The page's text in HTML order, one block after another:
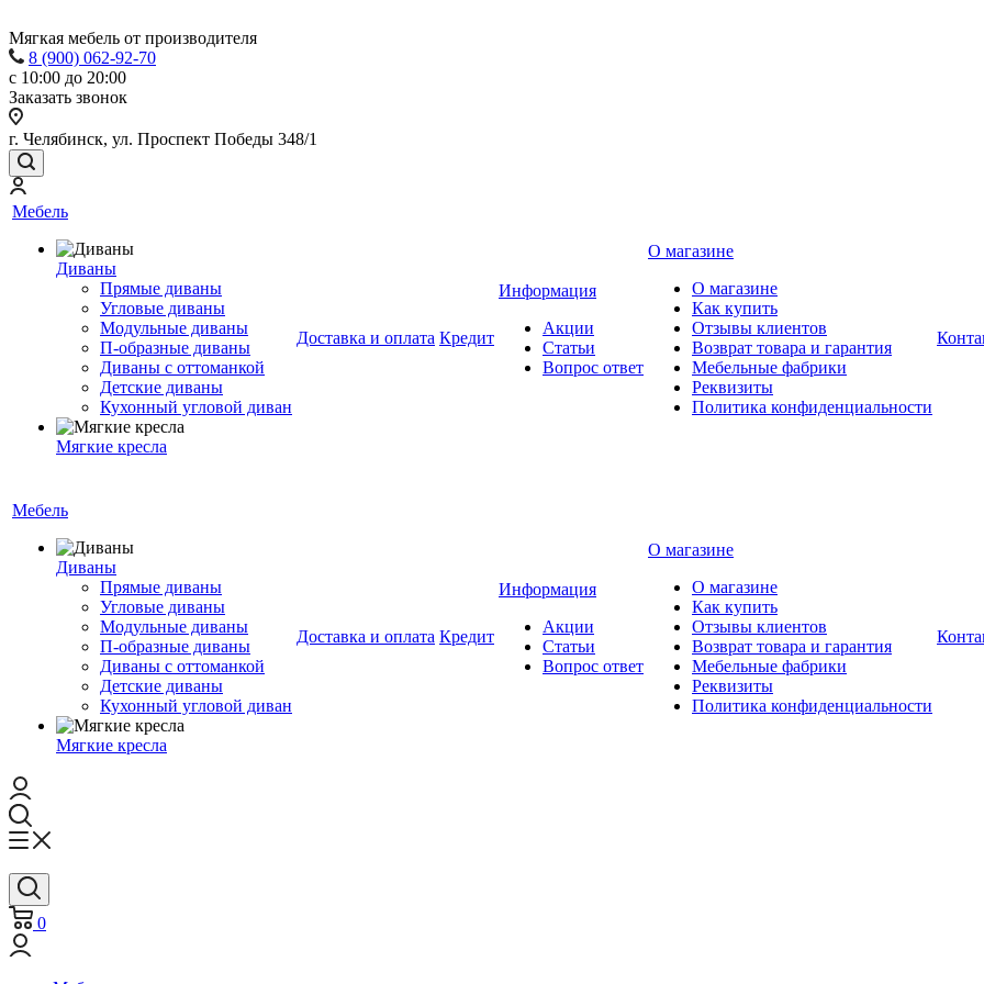
Мягкая мебель от производителя
8 (900) 062-92-70
с 10:00 до 20:00
Заказать звонок
г. Челябинск, ул. Проспект Победы 348/1
Мебель
Диваны
Прямые диваны
Угловые диваны
Модульные диваны
П-образные диваны
Диваны с оттоманкой
Детские диваны
Кухонный угловой диван
Мягкие кресла
Доставка и оплата Кредит
Информация
Акции
Статьи
Вопрос ответ
О магазине
О магазине
Как купить
Отзывы клиентов
Возврат товара и гарантия
Мебельные фабрики
Реквизиты
Политика конфиденциальности
Мебель
Диваны
Прямые диваны
Угловые диваны
Модульные диваны
П-образные диваны
Диваны с оттоманкой
Детские диваны
Кухонный угловой диван
Мягкие кресла
Доставка и оплата Кредит
Информация
Акции
Статьи
Вопрос ответ
О магазине
О магазине
Как купить
Отзывы клиентов
Возврат товара и гарантия
Мебельные фабрики
Реквизиты
Политика конфиденциальности
0